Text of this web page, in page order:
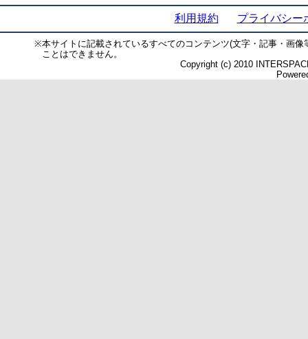
利用規約 プライバシー
※本サイトに記載されているすべてのコンテンツ(文字・記事・画
ことはできません。
Copyright (c) 2010